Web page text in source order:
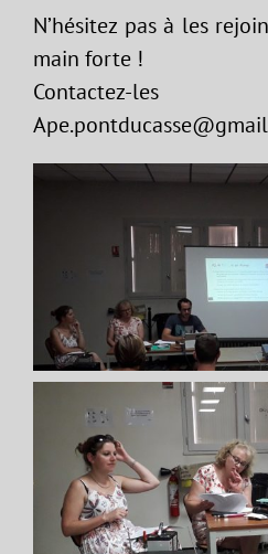
N’hésitez pas à les
main forte !